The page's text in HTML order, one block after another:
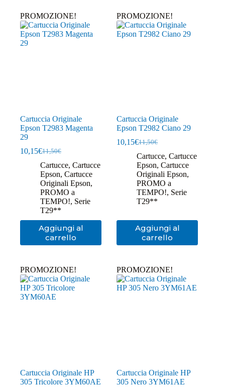
PROMOZIONE!
Cartuccia Originale
Epson T2983 Magenta
29
11,50€
Il
prezzo
originale
era:
11,50€.
10,15€Il
prezzo
attuale
è:
10,15€.
Cartucce, Cartucce
Epson, Cartucce
Originali Epson,
PROMO a
TEMPO!, Serie
T29**
Aggiungi al
carrello
PROMOZIONE!
Cartuccia Originale
Epson T2982 Ciano 29
11,50€
Il
prezzo
originale
era:
11,50€.
10,15€Il
prezzo
attuale
è:
10,15€.
Cartucce,Cartucce
Epson,Cartucce
Originali Epson,
PROMO a
TEMPO!, Serie
T29**
Aggiungi al
carrello
PROMOZIONE!
Cartuccia Originale HP
305 Tricolore 3YM60AE
PROMOZIONE!
Cartuccia Originale HP
305 Nero 3YM61AE